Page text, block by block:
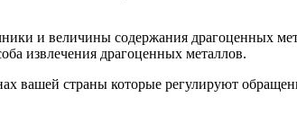
и величины содержания драгоценных
извлечения драгоценных металлов.
вашей страны которые регулируют